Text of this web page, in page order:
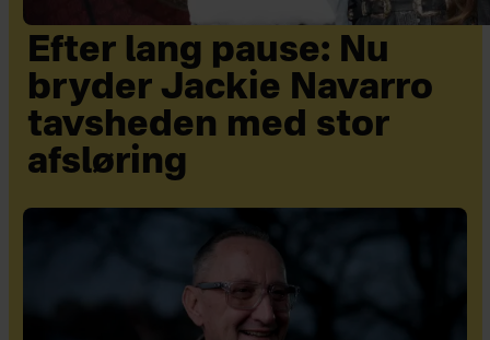
Efter lang pause: Nu
bryder Jackie Navarro
tavsheden med stor
afsløring